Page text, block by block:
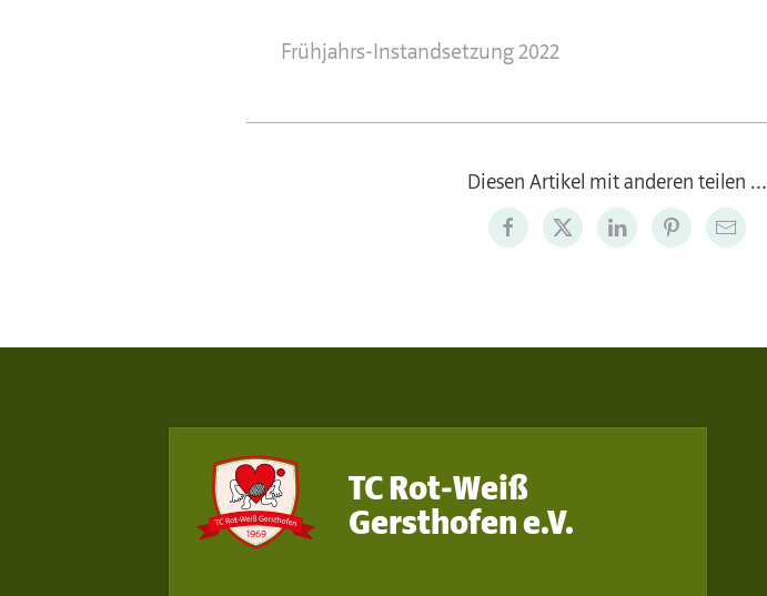
Frühjahrs-Instandsetzung 2022
Diesen Artikel mit anderen teilen …
TC Rot-Weiß
Gersthofen e.V.